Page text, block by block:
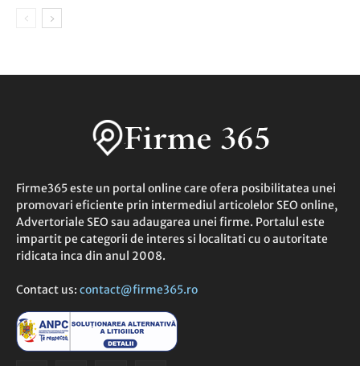
Firme365 este un portal online care ofera posibilitatea unei
promovari eficiente prin intermediul articolelor SEO online,
Advertoriale SEO sau adaugarea unei firme. Portalul este
impartit pe categorii de interes si localitati cu o autoritate
ridicata inca din anul 2008.
Contact us: contact@firme365.ro